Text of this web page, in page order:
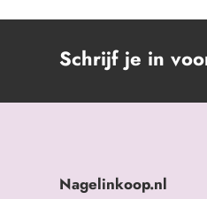
Schrijf je in
Nagelinkoop.nl